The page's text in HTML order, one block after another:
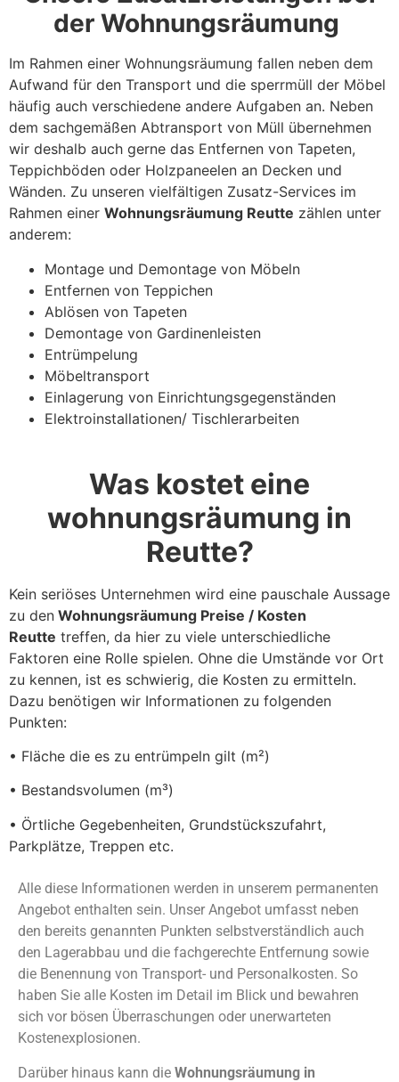
der Wohnungsräumung
Im Rahmen einer Wohnungsräumung fallen neben dem
Aufwand für den Transport und die sperrmüll der Möbel
häufig auch verschiedene andere Aufgaben an. Neben
dem sachgemäßen Abtransport von Müll übernehmen
wir deshalb auch gerne das Entfernen von Tapeten,
Teppichböden oder Holzpaneelen an Decken und
Wänden. Zu unseren vielfältigen Zusatz-Services im
Rahmen einer Wohnungsräumung Reutte zählen unter
anderem:
Montage und Demontage von Möbeln
Entfernen von Teppichen
Ablösen von Tapeten
Demontage von Gardinenleisten
Entrümpelung
Möbeltransport
Einlagerung von Einrichtungsgegenständen
Elektroinstallationen/ Tischlerarbeiten
Was kostet eine
wohnungsräumung in
Reutte?
Kein seriöses Unternehmen wird eine pauschale Aussage
zu den Wohnungsräumung Preise / Kosten
Reutte treffen, da hier zu viele unterschiedliche
Faktoren eine Rolle spielen. Ohne die Umstände vor Ort
zu kennen, ist es schwierig, die Kosten zu ermitteln.
Dazu benötigen wir Informationen zu folgenden
Punkten:
• Fläche die es zu entrümpeln gilt (m²)
• Bestandsvolumen (m³)
• Örtliche Gegebenheiten, Grundstückszufahrt,
Parkplätze, Treppen etc.
Alle diese Informationen werden in unserem permanenten
Angebot enthalten sein. Unser Angebot umfasst neben
den bereits genannten Punkten selbstverständlich auch
den Lagerabbau und die fachgerechte Entfernung sowie
die Benennung von Transport- und Personalkosten. So
haben Sie alle Kosten im Detail im Blick und bewahren
sich vor bösen Überraschungen oder unerwarteten
Kostenexplosionen.
Darüber hinaus kann die Wohnungsräumung in